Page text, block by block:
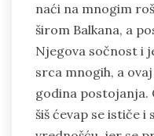
naći na mnogim
širom Balkana, a
Njegova sočnost i
srca mnogih, a
godina postojanja.
šiš ćevap se ističe